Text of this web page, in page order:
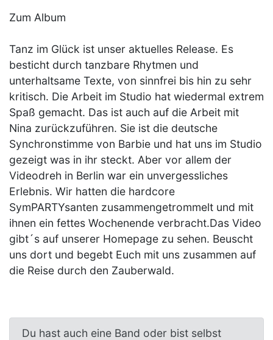
Zum Album
Tanz im Glück ist unser aktuelles Release. Es
besticht durch tanzbare Rhytmen und
unterhaltsame Texte, von sinnfrei bis hin zu sehr
kritisch. Die Arbeit im Studio hat wiedermal extrem
Spaß gemacht. Das ist auch auf die Arbeit mit
Nina zurückzuführen. Sie ist die deutsche
Synchronstimme von Barbie und hat uns im Studio
gezeigt was in ihr steckt. Aber vor allem der
Videodreh in Berlin war ein unvergessliches
Erlebnis. Wir hatten die hardcore
SymPARTYsanten zusammengetrommelt und mit
ihnen ein fettes Wochenende verbracht.Das Video
gibt´s auf unserer Homepage zu sehen. Beuscht
uns dort und begebt Euch mit uns zusammen auf
die Reise durch den Zauberwald.
Du hast auch eine Band oder bist selbst